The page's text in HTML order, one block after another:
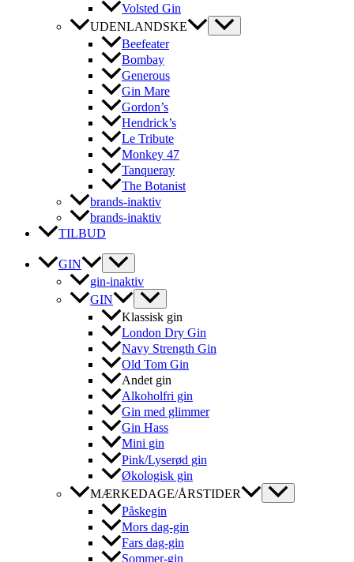
Volsted Gin
UDENLANDSKE
Beefeater
Bombay
Generous
Gin Mare
Gordon’s
Hendrick’s
Le Tribute
Monkey 47
Tanqueray
The Botanist
brands-inaktiv
brands-inaktiv
TILBUD
GIN
gin-inaktiv
GIN
Klassisk gin
London Dry Gin
Navy Strength Gin
Old Tom Gin
Andet gin
Alkoholfri gin
Gin med glimmer
Gin Hass
Mini gin
Pink/Lyserød gin
Økologisk gin
MÆRKEDAGE/ÅRSTIDER
Påskegin
Mors dag-gin
Fars dag-gin
Sommer-gin